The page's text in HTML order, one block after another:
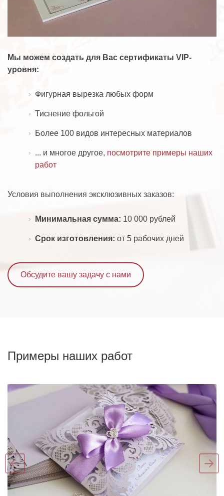
Мы можем создать для Вас сертификаты VIP-
уровня:
Фигурная вырезка любых форм
Тиснение фольгой
Более 100 видов интересных материалов
... и многое другое, посмотрите примеры наших
работ
Условия выполнения эксклюзивных заказов:
Минимальная сумма: 10 000 рублей
Срок изготовления: от 5 рабочих дней
Обсудите вашу задачу с нами
Примеры наших работ